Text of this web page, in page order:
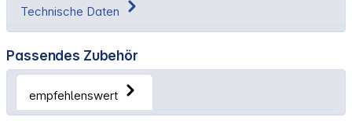
Technische Daten
Passendes Zubehör
empfehlenswert